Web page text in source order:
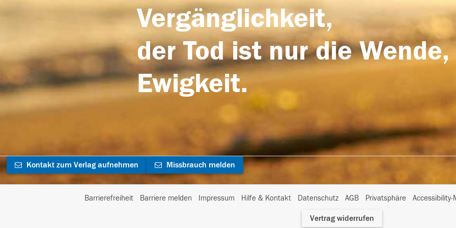
Vergänglichkeit,
der Tod ist nur die
Ewigkeit.
Kontakt zum Verlag aufnehmen Missbrauch melden
Barrierefreiheit Barriere melden Impressum Hilfe & Kontakt Datenschutz AGB Privatsphäre
I
Vertrag widerrufen